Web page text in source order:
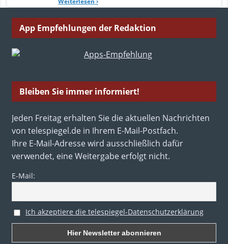
App Empfehlungen der Redaktion
Bleiben Sie immer informiert!
Jeden Freitag erhalten Sie die aktuellen Nachrichten
von telespiegel.de in Ihrem E-Mail-Postfach.
Ihre E-Mail-Adresse wird ausschließlich dafür
verwendet, eine Weitergabe erfolgt nicht.
E-Mail:
Ich akzeptiere die telespiegel-Datenschutzerklärung